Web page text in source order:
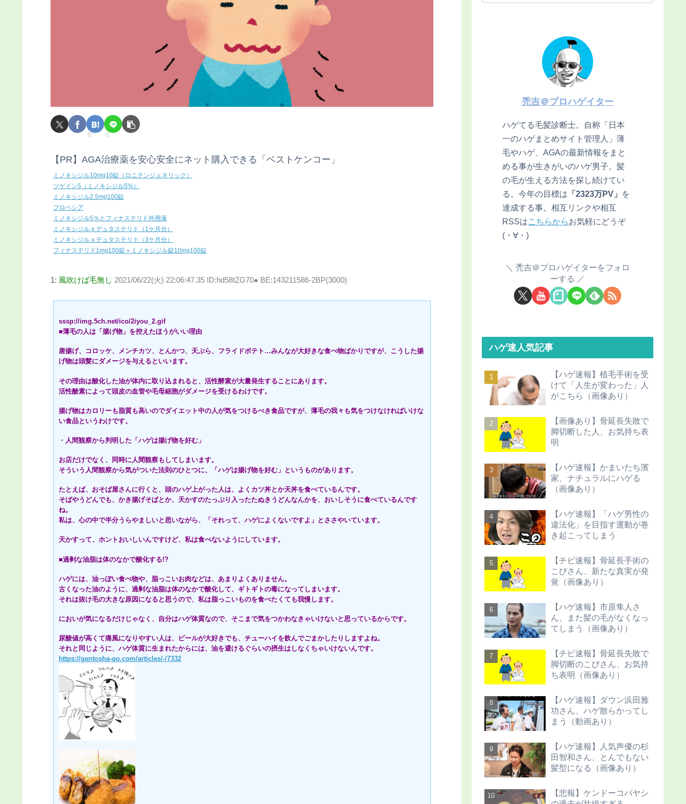
0 0
【PR】AGA治療薬を安心安全にネット購入できる「ベストケンコー」
ミノキシジル10mg10錠（ロニテンジェネリック）
ツゲイン5（ミノキシジル5%）
ミノキシジル2.5mg100錠
プロペシア
ミノキシジル5％とフィナステリド外用液
ミノキシジル x デュタステリド（1ケ月分）
ミノキシジル x デュタステリド（3ケ月分）
フィナステリド1mg100錠＋ミノキシジル錠10mg100錠
1: 風吹けば毛無し 2021/06/22(火) 22:06:47.35 ID:hd58tZG70● BE:143211586-2BP(3000)
sssp://img.5ch.net/ico/2iyou_2.gif
■薄毛の人は「揚げ物」を控えたほうがいい理由
唐揚げ、コロッケ、メンチカツ、とんかつ、天ぷら、フライドポテト…みんなが大好きな食べ物ばかりですが、こうした揚
げ物は頭髪にダメージを与えるといいます。
その理由は酸化した油が体内に取り込まれると、活性酵素が大量発生することにあります。
活性酸素によって頭皮の血管や毛母細胞がダメージを受けるわけです。
揚げ物はカロリーも脂質も高いのでダイエット中の人が気をつけるべき食品ですが、薄毛の我々も気をつけなければいけな
い食品というわけです。
・人間観察から判明した「ハゲは揚げ物を好む」
お店だけでなく、同時に人間観察もしてしまいます。
そういう人間観察から気がついた法則のひとつに、「ハゲは揚げ物を好む」というものがあります。
たとえば、おそば屋さんに行くと、頭のハゲ上がった人は、よくカツ丼とか天丼を食べているんです。
そばやうどんでも、かき揚げそばとか、天かすのたっぷり入ったたぬきうどんなんかを、おいしそうに食べているんです
ね。
私は、心の中で半分うらやましいと思いながら、「それって、ハゲによくないですよ」とささやいています。
天かすって、ホントおいしいんですけど、私は食べないようにしています。
■過剰な油脂は体のなかで酸化する!?
ハゲには、油っぽい食べ物や、脂っこいお肉などは、あまりよくありません。
古くなった油のように、過剰な油脂は体のなかで酸化して、ギトギトの毒になってしまいます。
それは抜け毛の大きな原因になると思うので、私は脂っこいものを食べたくても我慢します。
においが気になるだけじゃなく、自分はハゲ体質なので、そこまで気をつかわなきゃいけないと思っているからです。
尿酸値が高くて痛風になりやすい人は、ビールが大好きでも、チューハイを飲んでごまかしたりしますよね。
それと同じように、ハゲ体質に生まれたからには、油を避けるぐらいの摂生はしなくちゃいけないんです。
https://gentosha-go.com/articles/-/7332
禿吉＠プロハゲイター
ハゲてる毛髪診断士。自称「日本
一のハゲまとめサイト管理人」薄
毛やハゲ、AGAの最新情報をまと
める事が生きがいのハゲ男子。髪
の毛が生える方法を探し続けてい
る。今年の目標は 「2323万PV」 を
達成する事。相互リンクや相互
RSSはこちらからお気軽にどうぞ
(・∀・)
禿吉＠プロハゲイターをフォロ
ーする
ハゲ速人気記事
【ハゲ速報】植毛手術を受
けて「人生が変わった」人
がこちら（画像あり）
【画像あり】骨延長失敗で
脚切断した人、お気持ち表
明
【ハゲ速報】かまいたち濱
家、ナチュラルにハゲる
（画像あり）
【ハゲ速報】「ハゲ男性の
違法化」を目指す運動が巻
き起こってしまう
【チビ速報】骨延長手術の
こびさん、新たな真実が発
覚（画像あり）
【ハゲ速報】市原隼人さ
ん、また髪の毛がなくなっ
てしまう（画像あり）
【チビ速報】骨延長失敗で
脚切断のこびさん、お気持
ち表明（画像あり）
【ハゲ速報】ダウン浜田雅
功さん、ハゲ散らかってし
まう（動画あり）
【ハゲ速報】人気声優の杉
田智和さん、とんでもない
髪型になる（画像あり）
【悲報】ケンドーコバヤシ